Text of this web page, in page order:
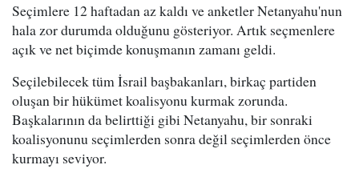
Seçimlere 12 haftadan az kaldı ve anketler Netanyahu'nun
hala zor durumda olduğunu gösteriyor. Artık seçmenlere
açık ve net biçimde konuşmanın zamanı geldi.
Seçilebilecek tüm İsrail başbakanları, birkaç partiden
oluşan bir hükümet koalisyonu kurmak zorunda.
Başkalarının da belirttiği gibi Netanyahu, bir sonraki
koalisyonunu seçimlerden sonra değil seçimlerden önce
kurmayı seviyor.